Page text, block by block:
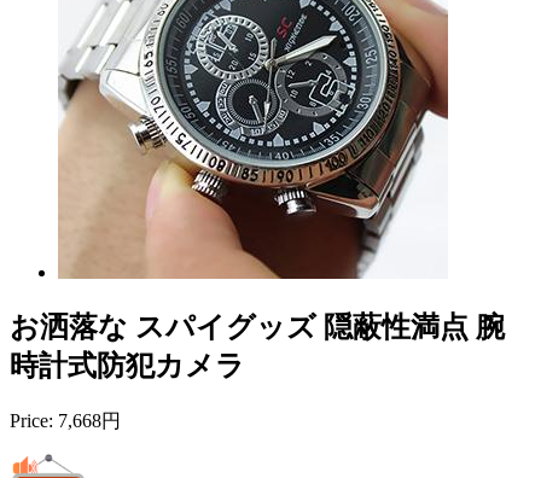
お洒落な スパイグッズ 隠蔽性満点 腕
時計式防犯カメラ
Price: 7,668円